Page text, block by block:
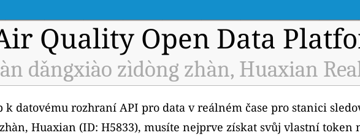
Quality Open Data
dǎngxiào zìdòng zhàn, Huaxian
k datovému rozhraní API pro data v reálném čase pro stanici
Huaxian (ID: H5833), musíte nejprve získat svůj vlastní token